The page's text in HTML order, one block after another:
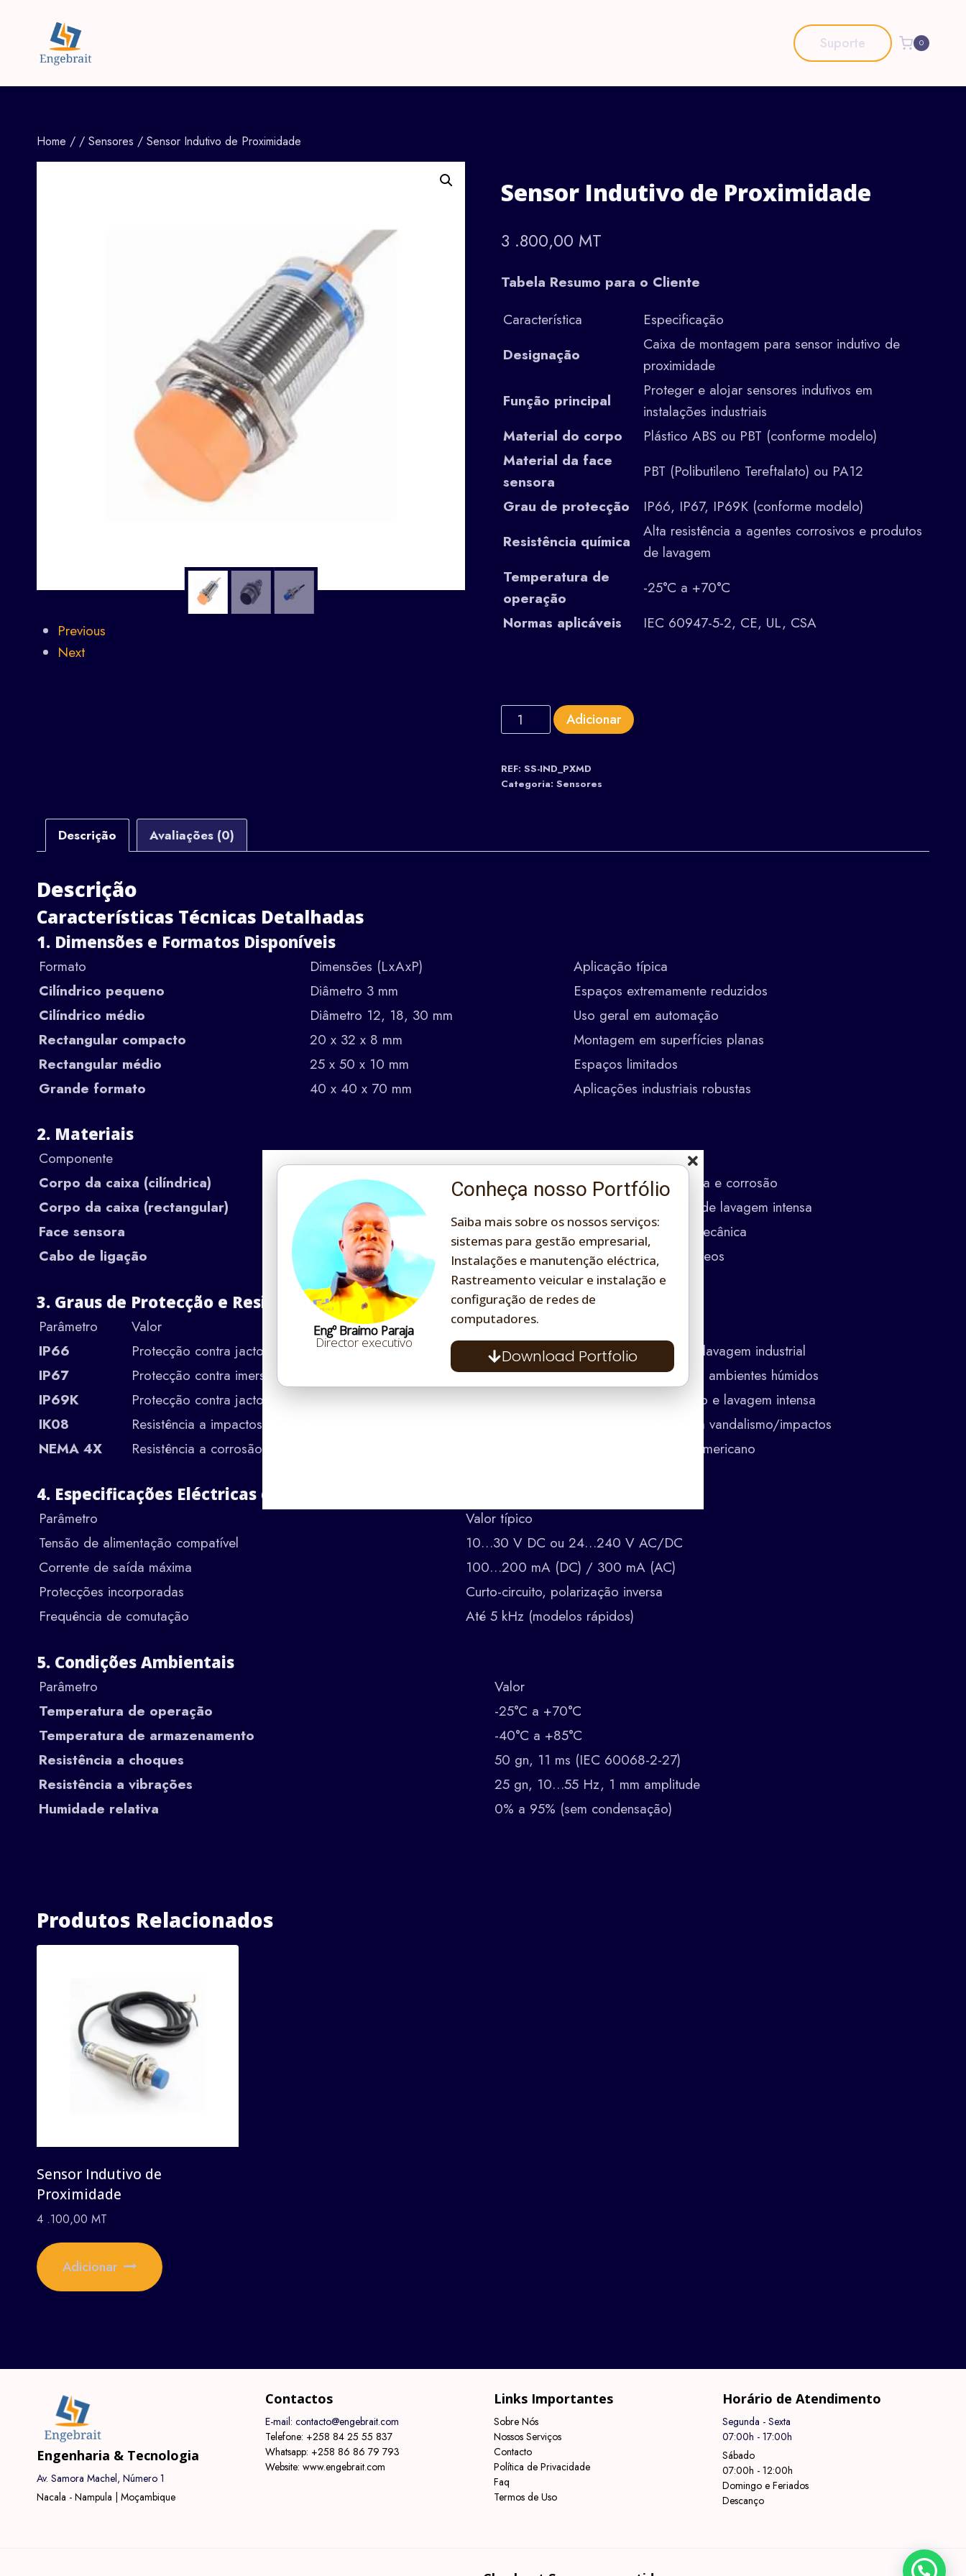
Suporte 0
Home / / Sensores / Sensor Indutivo de Proximidade
Previous
Next
Sensor Indutivo de Proximidade
3 .800,00 MT
Tabela Resumo para o Cliente
Característica
Especificação
Designação
Caixa de montagem para sensor indutivo de
proximidade
Função principal
Proteger e alojar sensores indutivos em
instalações industriais
Material do corpo
Plástico ABS ou PBT (conforme modelo)
Material da face
sensora
PBT (Polibutileno Tereftalato) ou PA12
Grau de protecção
IP66, IP67, IP69K (conforme modelo)
Resistência química
Alta resistência a agentes corrosivos e produtos
de lavagem
Temperatura de
operação
-25°C a +70°C
Normas aplicáveis
IEC 60947-5-2, CE, UL, CSA
Adicionar
REF: SS-IND_PXMD
Categoria: Sensores
Descrição Avaliações (0)
Descrição
Características Técnicas Detalhadas
1. Dimensões e Formatos Disponíveis
Formato Dimensões (LxAxP)
Aplicação típica
Cilíndrico pequeno
Diâmetro 3 mm
Espaços extremamente reduzidos
Cilíndrico médio
Diâmetro 12, 18, 30 mm
Uso geral em automação
Rectangular compacto
20 x 32 x 8 mm
Montagem em superfícies planas
Rectangular médio
25 x 50 x 10 mm
Espaços limitados
Grande formato
40 x 40 x 70 mm Aplicações industriais robustas
2. Materiais
Componente
Corpo da caixa (cilíndrica)
Aço inoxidável (V2A, 304)
Alta resistência mecânica e corrosão
Corpo da caixa (rectangular)
Plástico ABS ou PBT
Resistente a ambientes de lavagem intensa
Face sensora
PBT (Polibutileno Tereftalato)
Resistência química e mecânica
Cabo de ligação
PUR (Poliuretano) Flexível e resistente a óleos
3. Graus de Protecção e Resistência
Parâmetro Valor
IP66
Protecção contra jactos de água potentes
Adequado para lavagem industrial
IP67
Protecção contra imersão temporária (1m)
Apropriado para ambientes húmidos
IP69K
Protecção contra jactos de alta pressão/alta temperatura
Para esterilização e lavagem intensa
IK08
Resistência a impactos (5J)
Protecção contra vandalismo/impactos
NEMA 4X
Resistência a corrosão e lavagem Standard norte-americano
4. Especificações Eléctricas da Caixa (Compatível com sensores)
Parâmetro
Valor típico
Tensão de alimentação compatível
10…30 V DC ou 24…240 V AC/DC
Corrente de saída máxima
100…200 mA (DC) / 300 mA (AC)
Protecções incorporadas
Curto-circuito, polarização inversa
Frequência de comutação
Até 5 kHz (modelos rápidos)
5. Condições Ambientais
Parâmetro
Valor
Temperatura de operação
-25°C a +70°C
Temperatura de armazenamento
-40°C a +85°C
Resistência a choques
50 gn, 11 ms (IEC 60068-2-27)
Resistência a vibrações
25 gn, 10…55 Hz, 1 mm amplitude
Humidade relativa
0% a 95% (sem condensação)
Produtos Relacionados
Sensor Indutivo de
Proximidade
4 .100,00 MT
Adicionar
Engenharia & Tecnologia
Av. Samora Machel, Número 1
Nacala - Nampula | Moçambique
Contactos
E-mail: contacto@engebrait.com
Telefone: +258 84 25 55 837
Whatsapp: +258 86 86 79 793
Website: www.engebrait.com
Links Importantes
Sobre Nós
Nossos Serviços
Contacto
Política de Privacidade
Faq
Termos de Uso
Horário de Atendimento
Segunda - Sexta
07:00h - 17:00h
Sábado
07:00h - 12:00h
Domingo e Feriados
Descanço
Engº Braimo Paraja
Director executivo
Conheça nosso Portfólio
Saiba mais sobre os nossos serviços:
sistemas para gestão empresarial,
Instalações e manutenção eléctrica,
Rastreamento veicular e instalação e
configuração de redes de
computadores.
Download Portfolio